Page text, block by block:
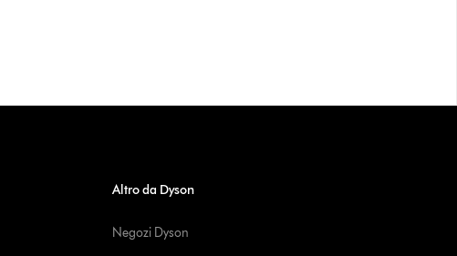
Altro da Dyson
Negozi Dyson